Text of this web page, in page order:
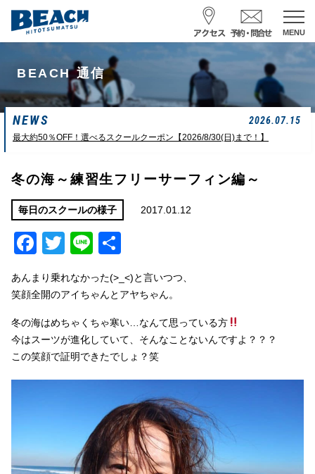
MENU
スクール予約・お問合せ
レンタル予約
サーフ ナミイーヨ
0475-32-7314
一松海岸波情報
サイズ
カターアタマ
状態
ハード
BEACH 通信
NEWS 2026.07.15
最大約50％OFF！選べるスクールクーポン【2026/8/30(日)まで！】
冬の海～練習生フリーサーフィン編～
毎日のスクールの様子 2017.01.12
Facebook
Twitter
Line
あんまり乗れなかった(>_<)と言いつつ、
笑顔全開のアイちゃんとアヤちゃん。
冬の海はめちゃくちゃ寒い…なんて思っている方
今はスーツが進化していて、そんなことないんですよ？？？
この笑顔で証明できたでしょ？笑